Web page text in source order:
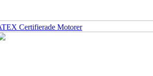
Certifierade Motorer